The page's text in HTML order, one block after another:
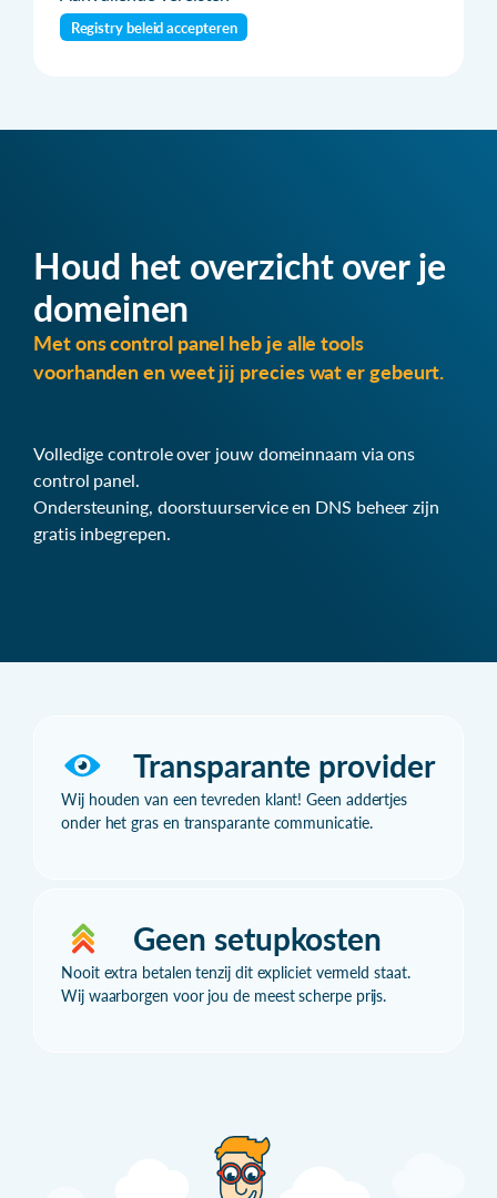
Registry beleid accepteren
Houd het overzicht over je
domeinen
Met ons control panel heb je alle tools
voorhanden en weet jij precies wat er gebeurt.
Volledige controle over jouw domeinnaam via ons
control panel.
Ondersteuning, doorstuurservice en DNS beheer zijn
gratis inbegrepen.
Transparante provider
Wij houden van een tevreden klant! Geen addertjes
onder het gras en transparante communicatie.
Geen setupkosten
Nooit extra betalen tenzij dit expliciet vermeld staat.
Wij waarborgen voor jou de meest scherpe prijs.